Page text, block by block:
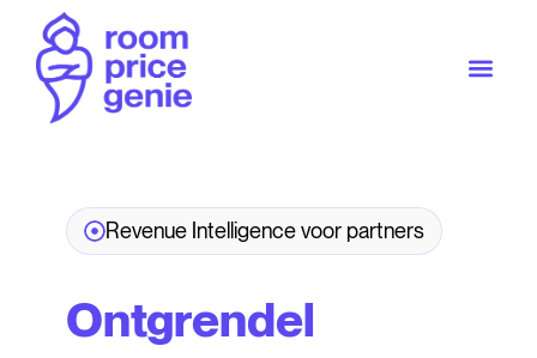
Revenue Intelligence voor partners
Ontgrendel